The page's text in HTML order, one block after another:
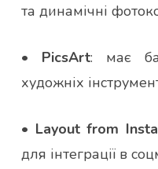
та динамічні
• PicsArt: має
художніх
• Layout from
для інтеграції в